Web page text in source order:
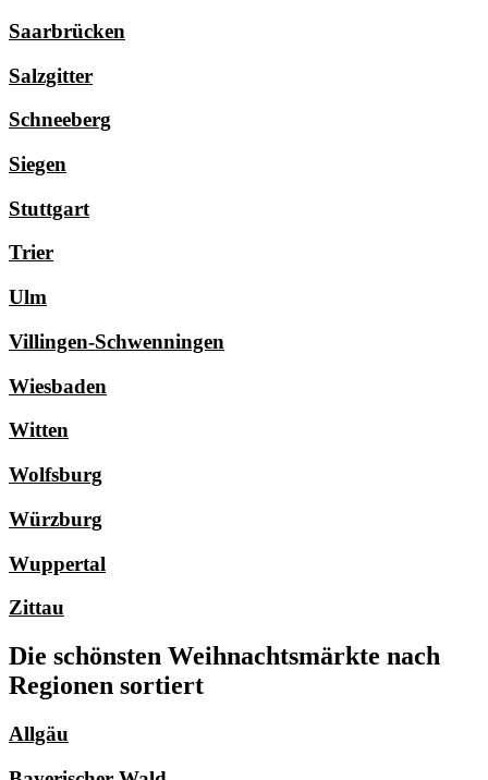
Saarbrücken
Salzgitter
Schneeberg
Siegen
Stuttgart
Trier
Ulm
Villingen-Schwenningen
Wiesbaden
Witten
Wolfsburg
Würzburg
Wuppertal
Zittau
Die schönsten Weihnachtsmärkte nach
Regionen sortiert
Allgäu